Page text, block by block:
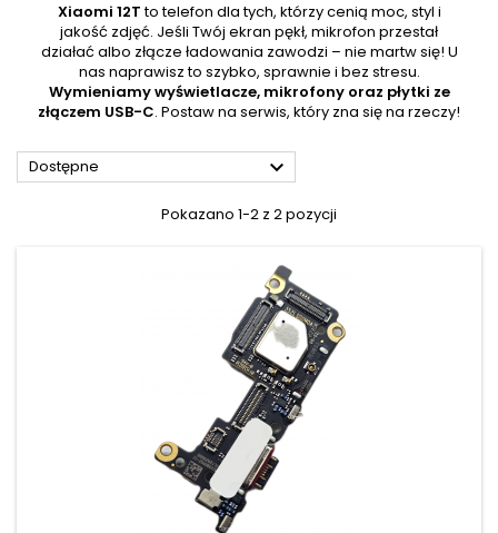
Xiaomi 12Tto telefon dla tych, którzy cenią moc, styl i
jakość zdjęć. Jeśli Twój ekran pękł, mikrofon przestał
działać albo złącze ładowania zawodzi – nie martw się! U
nas naprawisz to szybko, sprawnie i bez stresu.
Wymieniamy wyświetlacze, mikrofony oraz płytki ze
złączem USB-C. Postaw na serwis, który zna się na rzeczy!
Dostępne 
Pokazano 1-2 z 2 pozycji